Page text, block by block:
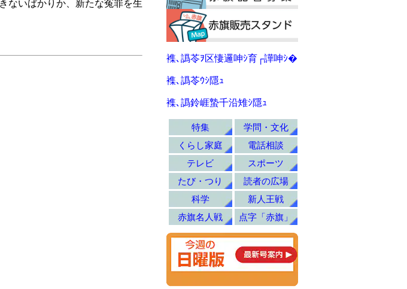
ないばかりか、新たな冤罪を生
襍､譌苓ｦ区悽邏呻ｼ育┌譁呻ｼ�
襍､譌苓ｳｼ隱ｭ
襍､譌鈴崕蟄千沿雉ｼ隱ｭ
特集
学問・文化
くらし家庭
電話相談
テレビ
スポーツ
たび・つり
読者の広場
科学
新人王戦
赤旗名人戦
点字「赤旗」